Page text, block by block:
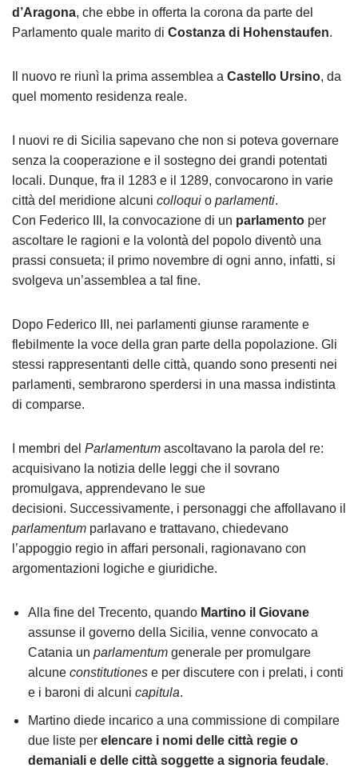
d’Aragona, che ebbe in offerta la corona da parte del
Parlamento quale marito di Costanza di Hohenstaufen.
Il nuovo re riunì la prima assemblea a Castello Ursino, da
quel momento residenza reale.
I nuovi re di Sicilia sapevano che non si poteva governare
senza la cooperazione e il sostegno dei grandi potentati
locali. Dunque, fra il 1283 e il 1289, convocarono in varie
città del meridione alcuni colloqui o parlamenti.
Con Federico III, la convocazione di un parlamento per
ascoltare le ragioni e la volontà del popolo diventò una
prassi consueta; il primo novembre di ogni anno, infatti, si
svolgeva un’assemblea a tal fine.
Dopo Federico III, nei parlamenti giunse raramente e
flebilmente la voce della gran parte della popolazione. Gli
stessi rappresentanti delle città, quando sono presenti nei
parlamenti, sembrarono sperdersi in una massa indistinta
di comparse.
I membri del Parlamentum ascoltavano la parola del re:
acquisivano la notizia delle leggi che il sovrano
promulgava, apprendevano le sue
decisioni. Successivamente, i personaggi che affollavano il
parlamentum parlavano e trattavano, chiedevano
l’appoggio regio in affari personali, ragionavano con
argomentazioni logiche e giuridiche.
Alla fine del Trecento, quando Martino il Giovane
assunse il governo della Sicilia, venne convocato a
Catania un parlamentum generale per promulgare
alcune constitutiones e per discutere con i prelati, i conti
e i baroni di alcuni capitula.
Martino diede incarico a una commissione di compilare
due liste per elencare i nomi delle città regie o
demaniali e delle città soggette a signoria feudale.